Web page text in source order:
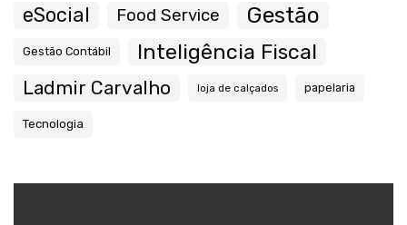
eSocial Food Service Gestão
Gestão Contábil Inteligência Fiscal
Ladmir Carvalho loja de calçados papelaria
Tecnologia